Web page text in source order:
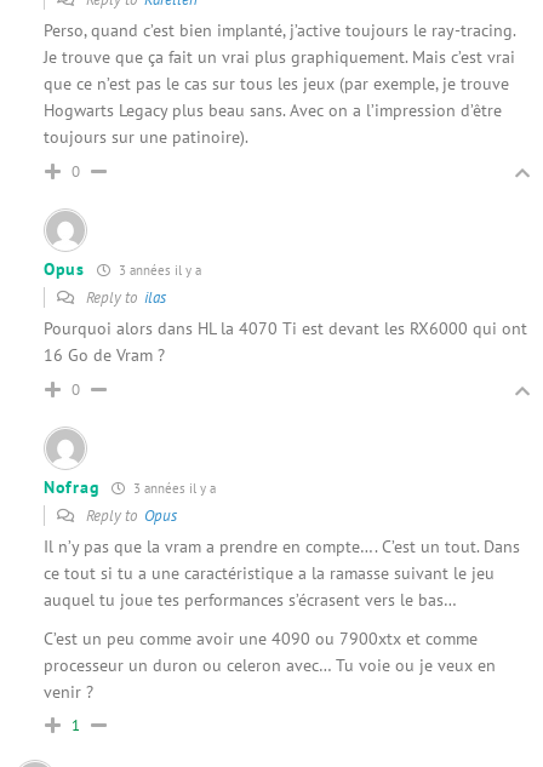
Perso, quand c’est bien implanté, j’active toujours le ray-tracing.
Je trouve que ça fait un vrai plus graphiquement. Mais c’est vrai
que ce n’est pas le cas sur tous les jeux (par exemple, je trouve
Hogwarts Legacy plus beau sans. Avec on a l’impression d’être
toujours sur une patinoire).
0
Opus 3 années il y a
Reply to ilas
Pourquoi alors dans HL la 4070 Ti est devant les RX6000 qui ont
16 Go de Vram ?
0
Nofrag 3 années il y a
Reply to Opus
Il n’y pas que la vram a prendre en compte…. C’est un tout. Dans
ce tout si tu a une caractéristique a la ramasse suivant le jeu
auquel tu joue tes performances s’écrasent vers le bas…
C’est un peu comme avoir une 4090 ou 7900xtx et comme
processeur un duron ou celeron avec… Tu voie ou je veux en
venir ?
1